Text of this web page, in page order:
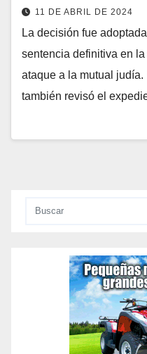
11 DE ABRIL DE 2024
La decisión fue
sentencia definitiva en
ataque a la mutual
también revisó el